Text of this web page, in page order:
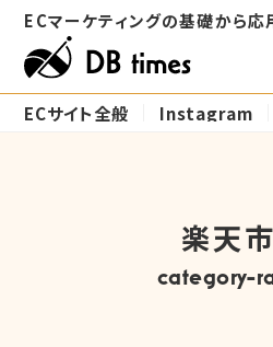
ECマーケティングの基礎から応
ECサイト全般 Instagram
楽天
category-